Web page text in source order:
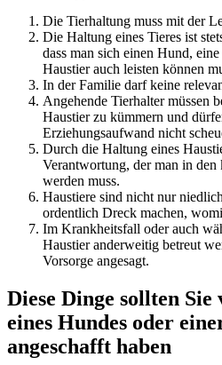
Die Tierhaltung muss mit der
Die Haltung eines Tieres ist
dass man sich einen Hund,
Haustier auch leisten können
In der Familie darf keine
Angehende Tierhalter müssen
Haustier zu kümmern und
Erziehungsaufwand nicht
Durch die Haltung eines
Verantwortung, der man in den
werden muss.
Haustiere sind nicht nur
ordentlich Dreck machen,
Im Krankheitsfall oder auch
Haustier anderweitig betreut
Vorsorge angesagt.
Diese Dinge sollten
eines Hundes oder
angeschafft haben